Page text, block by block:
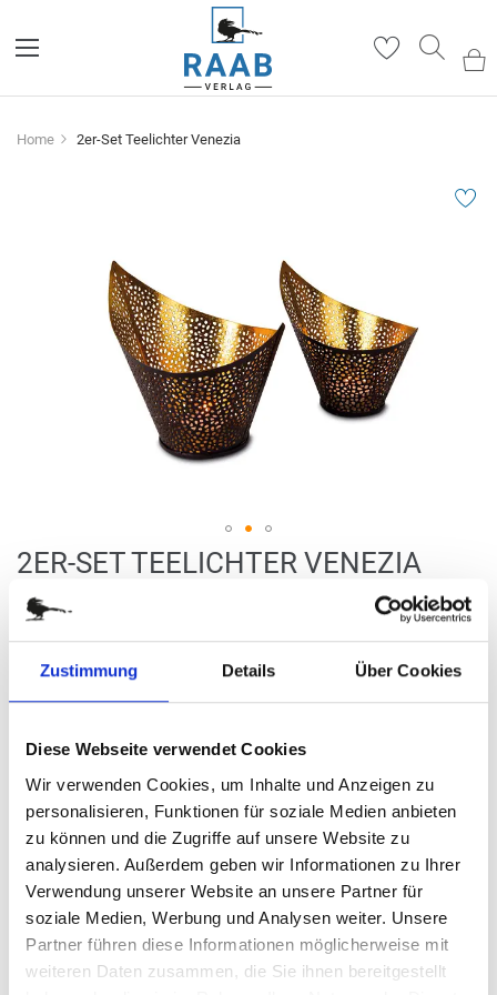
Zustimmung Details Über Cookies
Diese Webseite verwendet Cookies
Wir verwenden Cookies, um Inhalte und Anzeigen zu
personalisieren, Funktionen für soziale Medien anbieten
zu können und die Zugriffe auf unsere Website zu
analysieren. Außerdem geben wir Informationen zu Ihrer
Verwendung unserer Website an unsere Partner für
soziale Medien, Werbung und Analysen weiter. Unsere
Partner führen diese Informationen möglicherweise mit
weiteren Daten zusammen, die Sie ihnen bereitgestellt
Home 2er-Set Teelichter Venezia
Bildergalerie
Zum
Anfang
der
Bildergalerie
2ER-SET TEELICHTER VENEZIA
Art.-Nr.
Faszinierendes Licht- und Schattenspiel
Stück
14,95 €
(inkl. MwSt.|zzgl. MwSt.)
zzgl. MwSt., zzgl.
IN DEN WARENKORB